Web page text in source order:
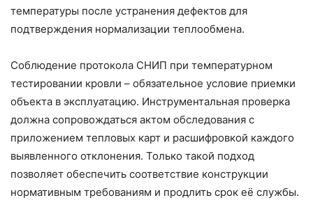
температуры после устранения дефектов для
подтверждения нормализации теплообмена.
Соблюдение протокола СНИП при температурном
тестировании кровли – обязательное условие приемки
объекта в эксплуатацию. Инструментальная проверка
должна сопровождаться актом обследования с
приложением тепловых карт и расшифровкой каждого
выявленного отклонения. Только такой подход
позволяет обеспечить соответствие конструкции
нормативным требованиям и продлить срок её службы.